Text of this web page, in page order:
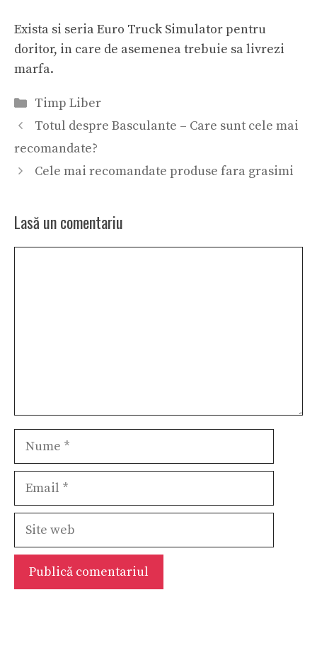
Exista si seria Euro Truck Simulator pentru
doritor, in care de asemenea trebuie sa livrezi
marfa.
Categorii
Timp Liber
Totul despre Basculante – Care sunt cele mai
recomandate?
Cele mai recomandate produse fara grasimi
Lasă un comentariu
Nume
Email
Site